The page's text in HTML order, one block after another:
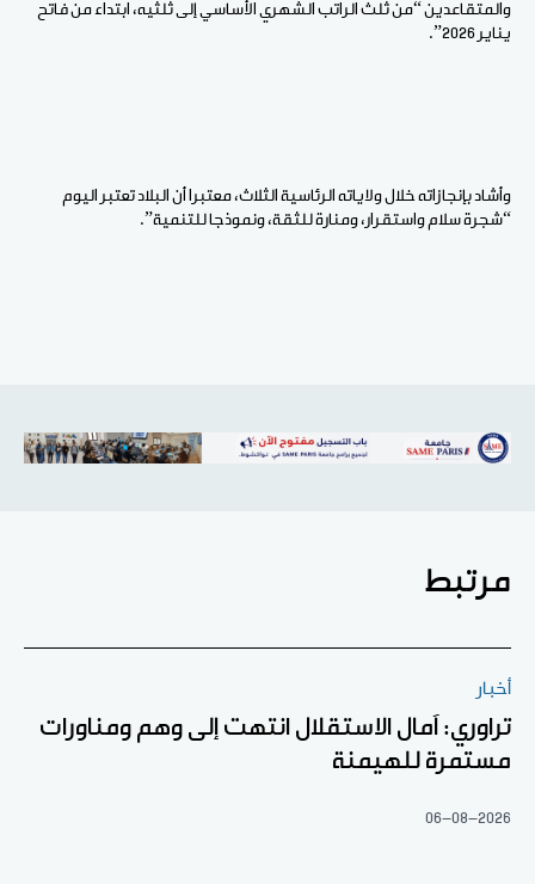
والمتقاعدين “من ثلث الراتب الشهري الأساسي إلى ثلثيه، ابتداء من فاتح
يناير 2026”.
وأشاد بإنجازاته خلال ولاياته الرئاسية الثلاث، معتبرا أن البلاد تعتبر اليوم
“شجرة سلام واستقرار، ومنارة للثقة، ونموذجا للتنمية”.
مرتبط
أخبار
تراوري: آمال الاستقلال انتهت إلى وهم ومناورات
مستمرة للهيمنة
06-08-2026